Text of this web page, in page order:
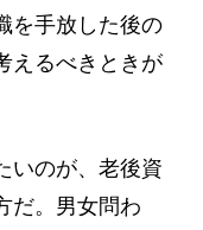
を手放した後の
えるべきときが
いのが、老後資
だ。男女問わ